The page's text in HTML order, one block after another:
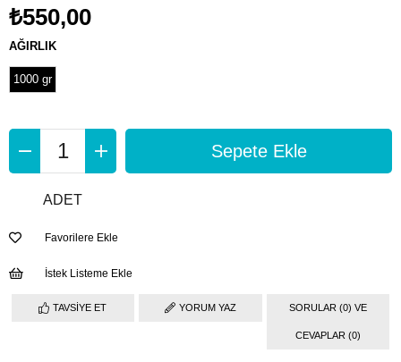
₺550,00
AĞIRLIK
1000 gr
ADET
Favorilere Ekle
İstek Listeme Ekle
TAVSIYE ET YORUM YAZ SORULAR (0) VE
CEVAPLAR (0)